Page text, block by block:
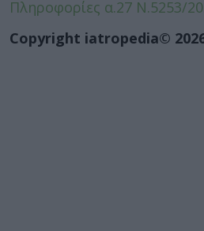
Πληροφορίες α.27 Ν.5253/
Copyright iatropedia©